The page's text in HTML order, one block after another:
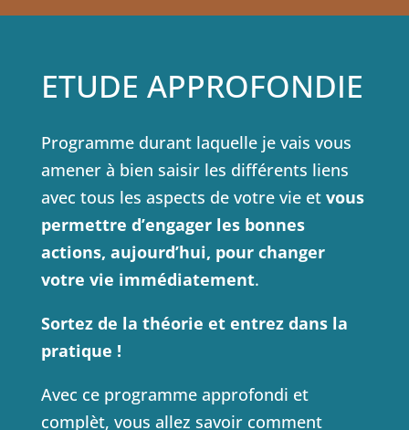
ETUDE APPROFONDIE
Programme durant laquelle je vais vous
amener à bien saisir les différents liens
avec tous les aspects de votre vie et vous
permettre d’engager les bonnes
actions, aujourd’hui, pour changer
votre vie immédiatement.
Sortez de la théorie et entrez dans la
pratique !
Avec ce programme approfondi et
complèt, vous allez savoir comment